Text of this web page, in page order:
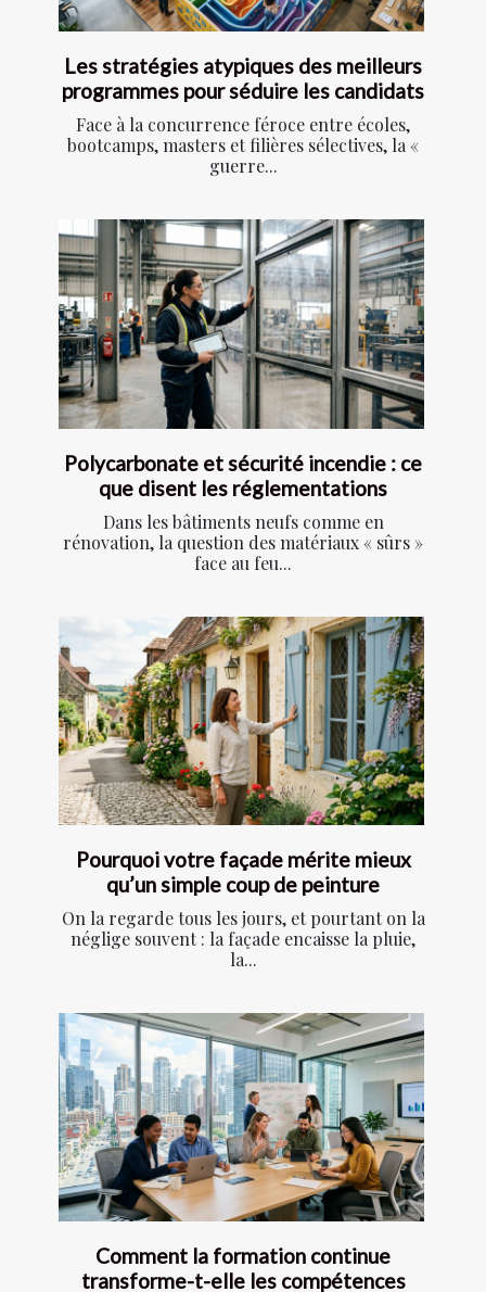
Les stratégies atypiques des meilleurs
programmes pour séduire les candidats
Face à la concurrence féroce entre écoles,
bootcamps, masters et filières sélectives, la «
guerre...
Polycarbonate et sécurité incendie : ce
que disent les réglementations
Dans les bâtiments neufs comme en
rénovation, la question des matériaux « sûrs »
face au feu...
Pourquoi votre façade mérite mieux
qu’un simple coup de peinture
On la regarde tous les jours, et pourtant on la
néglige souvent : la façade encaisse la pluie,
la...
Comment la formation continue
transforme-t-elle les compétences